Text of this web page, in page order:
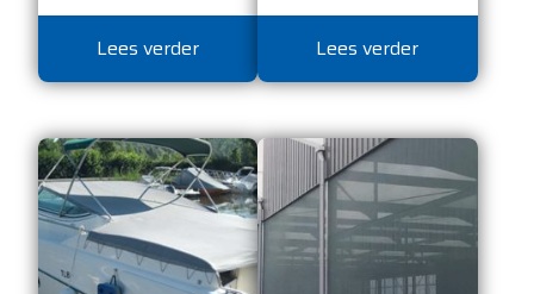
Lees verder Lees verder